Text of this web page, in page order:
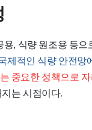
, 식량 원조용 등으
제적인 식량 안전망
중요한 정책으로
는 시점이다.